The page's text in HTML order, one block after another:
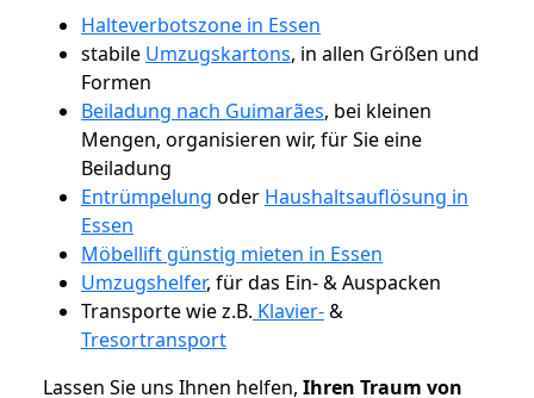
Halteverbotszone in Essen
stabile Umzugskartons, in allen Größen und
Formen
Beiladung nach Guimarães, bei kleinen
Mengen, organisieren wir, für Sie eine
Beiladung
Entrümpelung oder Haushaltsauflösung in
Essen
Möbellift günstig mieten in Essen
Umzugshelfer, für das Ein- & Auspacken
Transporte wie z.B. Klavier-&
Tresortransport
Lassen Sie uns Ihnen helfen, Ihren Traum von